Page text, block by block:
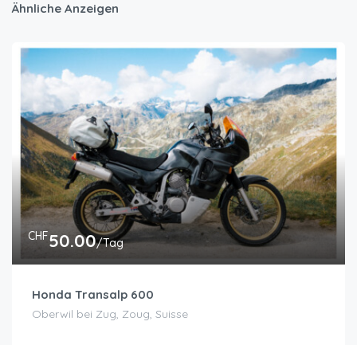
Ähnliche Anzeigen
CHF50.00/Tag
Honda Transalp 600
Oberwil bei Zug, Zoug, Suisse